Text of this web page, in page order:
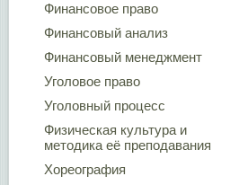
Финансовое право
Финансовый анализ
Финансовый менеджмент
Уголовое право
Уголовный процесс
Физическая культура и
методика её преподавания
Хореография